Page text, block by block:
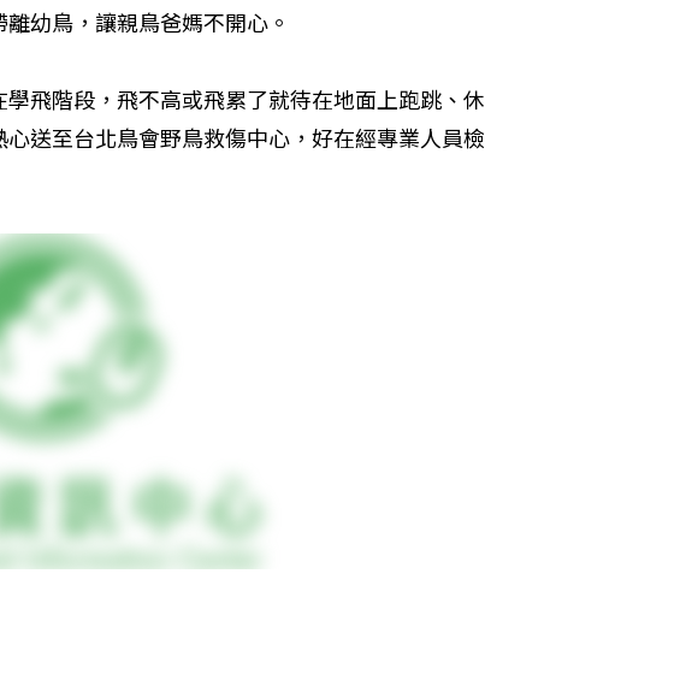
幼鳥，讓親鳥爸媽不開心。
飛階段，飛不高或飛累了就待在地面上跑跳、休
送至台北鳥會野鳥救傷中心，好在經專業人員檢